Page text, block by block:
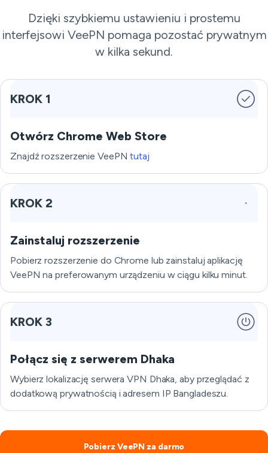
Dzięki szybkiemu ustawieniu i prostemu
interfejsowi VeePN pomaga pozostać prywatnym
w kilka sekund.
KROK 1
Otwórz Chrome Web Store
Znajdź rozszerzenie VeePNtutaj
KROK 2
Zainstaluj rozszerzenie
Pobierz rozszerzenie do Chrome lub zainstaluj aplikację
VeePN na preferowanym urządzeniu w ciągu kilku minut.
KROK 3
Połącz się z serwerem Dhaka
Wybierz lokalizację serwera VPN Dhaka, aby przeglądać z
dodatkową prywatnością i adresem IP Bangladeszu.
Pobierz VeePN za darmo